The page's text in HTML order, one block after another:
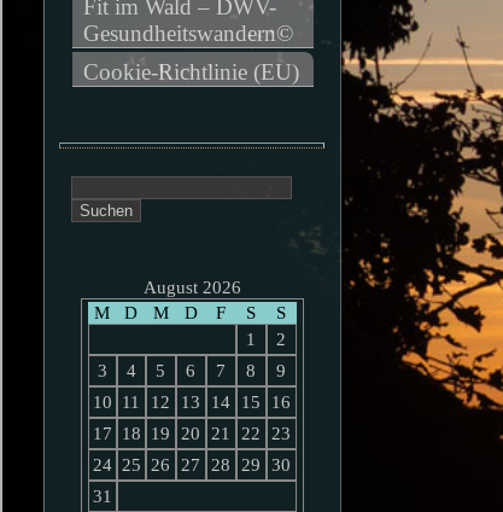
Fit im Wald – DWV-
Gesundheitswandern©
Cookie-Richtlinie (EU)
nach:
August 2026
M
D M D F S
S
1
2
3
4 5 6 7 8
9
10
11 12 13 14 15
16
17
18 19 20 21 22
23
24 25 26 27 28 29
30
31